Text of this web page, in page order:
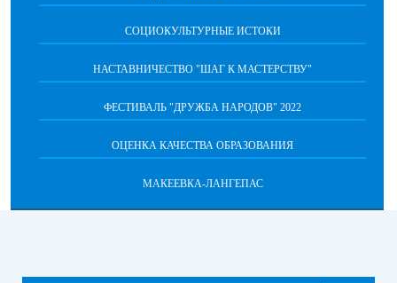
СОЦИОКУЛЬТУРНЫЕ ИСТОКИ
НАСТАВНИЧЕСТВО "ШАГ К МАСТЕРСТВУ"
ФЕСТИВАЛЬ "ДРУЖБА НАРОДОВ" 2022
ОЦЕНКА КАЧЕСТВА ОБРАЗОВАНИЯ
МАКЕЕВКА-ЛАНГЕПАС